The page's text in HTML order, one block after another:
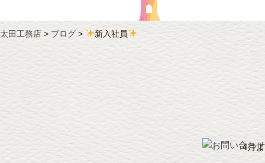
太田工務店 >ブログ > 新入社員
4月